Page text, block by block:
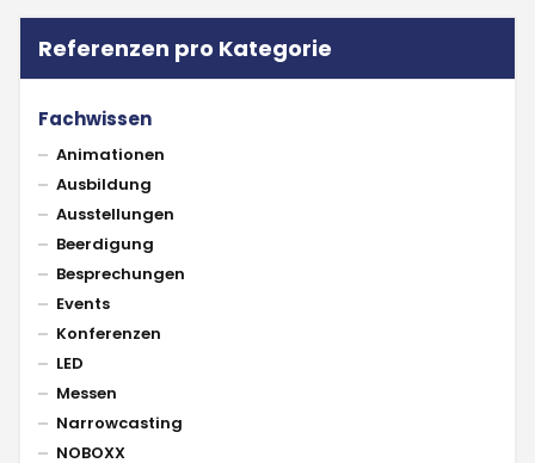
Referenzen pro Kategorie
Fachwissen
Animationen
Ausbildung
Ausstellungen
Beerdigung
Besprechungen
Events
Konferenzen
LED
Messen
Narrowcasting
NOBOXX